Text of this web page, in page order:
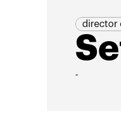
director
-